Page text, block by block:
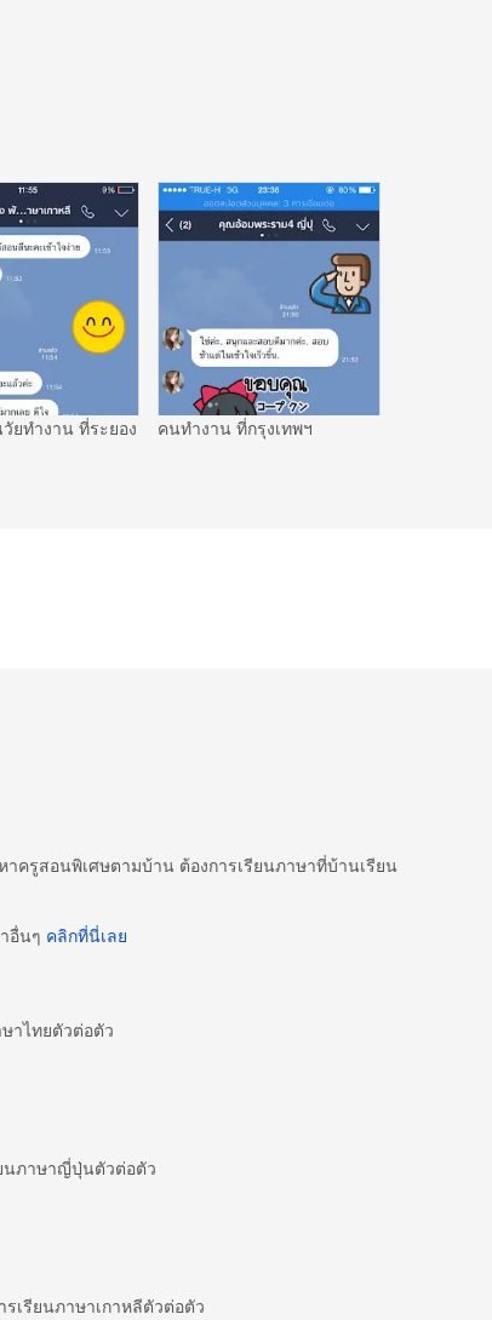
ยทำงาน ที่ระยอง คนทำงาน ที่กรุงเทพฯ
าครูสอนพิเศษตามบ้าน ต้องการเรียนภาษาที่บ้านเรียน
อื่นๆ คลิกที่นี่เลย
าไทยตัวต่อตัว
นภาษาญี่ปุ่นตัวต่อตัว
เรียนภาษาเกาหลีตัวต่อตัว